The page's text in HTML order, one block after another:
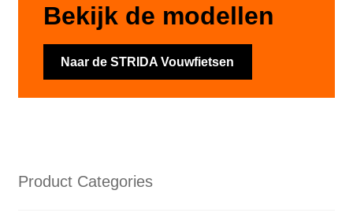
Bekijk de modellen
Naar de STRIDA Vouwfietsen
Product Categories